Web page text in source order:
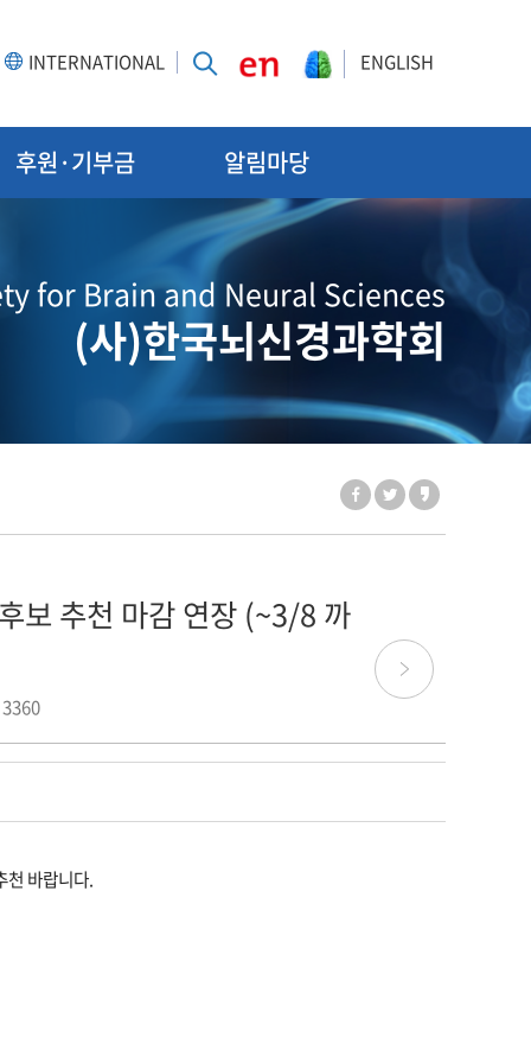
INTERNATIONAL ENGLISH
후원·기부금 알림마당
for Brain and Neural Sciences
(사)한국뇌신경과학회
보 추천 마감 연장 (~3/8 까
천 바랍니다.